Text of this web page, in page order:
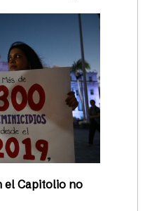
el Capitolio no